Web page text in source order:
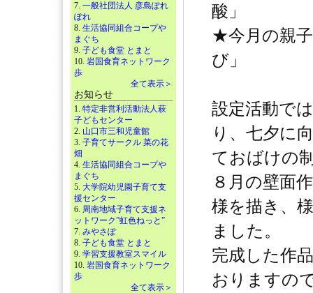
7. 一般社団法人 彦島ぽれ
ぽれ
8. 生活協同組合コープや
まぐち
9. 子ども食堂 とまと
10. 岩国食育ネットワーク
歩
全て表示＞
お知らせ
1. 特定非営利活動法人萩
子どもセンター
2. 山口市三和児童館
3. 子育てサークル 菜の花
畑
4. 生活協同組合コープや
まぐち
5. 大学院幼児園子育て支
援センター
6. 周南地域子育て支援ネ
ットワーク”虹色ねっと”
7. みやさぽ
8. 子ども食堂 とまと
9. 学習支援教室スマイル
10. 岩国食育ネットワーク
歩
全て表示＞
酸」
★今月の親
び」
設定活動で
り、七夕に
ておばけの
８月の壁面
様を描き、
ました。
完成した作
おりますの